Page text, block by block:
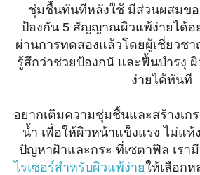
ชุ่มชื้นทันทีหลังใช้ มีส่วนผสมขอ
ป้องกัน 5 สัญญาณผิวแพ้ง่ายได้อ
ผ่านการทดสองแล้วโดยผู้เชี่ยวช
รู้สึกว่าช่วยป้องกนั และฟื้นบำรงุ
ง่ายได้ทันที
อยากเติมความชุ่มชื้นและสร้างเก
น้ำ เพื่อให้ผิวหน้าแข็งแรง ไม่แห้
ปัญหาฝ้าและกระ ที่เซตาฟิล เร
ไรเซอร์สำหรับผิวแพ้ง่ายให้เลือกห